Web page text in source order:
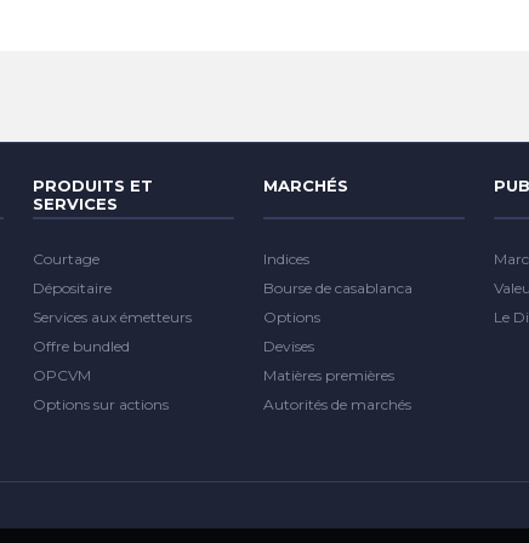
PRODUITS ET
SERVICES
Courtage
Dépositaire
Services aux émetteurs
Offre bundled
OPCVM
Options sur actions
MARCHÉS
Indices
Bourse de casablanca
Options
Devises
Matières premières
Autorités de marchés
Le